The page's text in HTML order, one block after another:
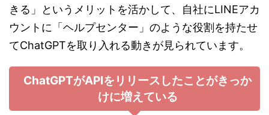
きる」というメリットを活かして、自社にLINEアカ
ウントに「ヘルプセンター」のような役割を持たせ
てChatGPTを取り入れる動きが見られています。
ChatGPTがAPIをリリースしたことがきっか
けに増えている